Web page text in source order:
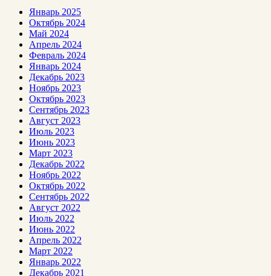
Январь 2025
Октябрь 2024
Май 2024
Апрель 2024
Февраль 2024
Январь 2024
Декабрь 2023
Ноябрь 2023
Октябрь 2023
Сентябрь 2023
Август 2023
Июль 2023
Июнь 2023
Март 2023
Декабрь 2022
Ноябрь 2022
Октябрь 2022
Сентябрь 2022
Август 2022
Июль 2022
Июнь 2022
Апрель 2022
Март 2022
Январь 2022
Декабрь 2021